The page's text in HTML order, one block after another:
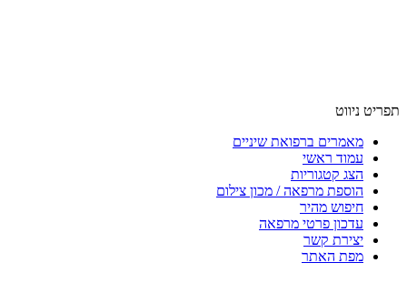
תפריט ניווט
מאמרים ברפואת שיניים
עמוד ראשי
הצג קטגוריות
הוספת מרפאה / מכון צילום
חיפוש מהיר
עדכון פרטי מרפאה
יצירת קשר
מפת האתר